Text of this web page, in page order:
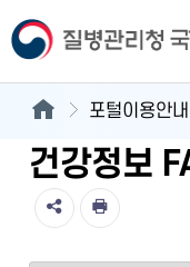
포털이용안내
건강정보